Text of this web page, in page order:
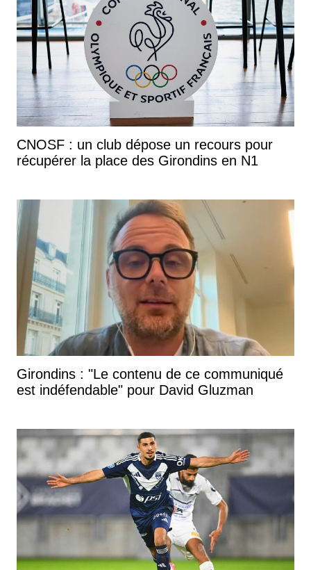
CNOSF : un club dépose un recours pour
récupérer la place des Girondins en N1
Girondins : "Le contenu de ce communiqué
est indéfendable" pour David Gluzman